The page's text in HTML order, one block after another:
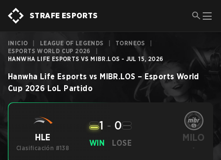
STRAFE ESPORTS
INICIO LEAGUE OF LEGENDS TORNEOS
ESPORTS WORLD CUP 2026
HANWHA LIFE ESPORTS VS MIBR.LOS - JUL 15, 2026
Hanwha Life Esports vs MIBR.LOS – Esports World
Cup 2026 LoL Partido
HLE
Clasificación #138
WIN
1 - 0
LOSE MILO
-